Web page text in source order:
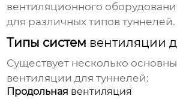
вентиляционного
для различных типов туннелей.
Типы систем вентиляции
Существует несколько
вентиляции для туннелей:
Продольная вентиляция